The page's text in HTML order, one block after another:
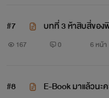
#7
บทที่ 3 ห้าสิบสี่ของ
E-BOOK
167 0 6 หน้า
#8 E-Book มาแล้วนะ